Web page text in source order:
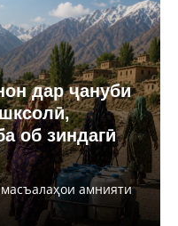
дар ҷануби
об зиндагӣ
амнияти